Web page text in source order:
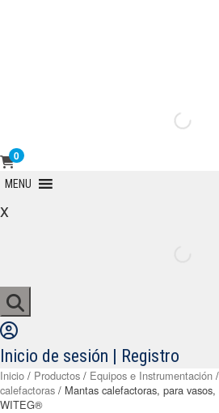
0
Primary
MENU
x
Inicio de sesión | Registro
Inicio / Productos / Equipos e Instrumentación /
calefactoras / Mantas calefactoras, para
WITEG®